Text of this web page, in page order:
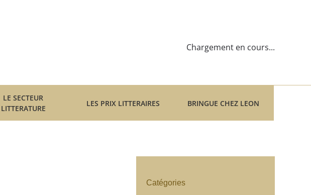
Chargement en cours...
LE SECTEUR
LITTERATURE
LES PRIX LITTERAIRES BRINGUE CHEZ LEON
Catégories